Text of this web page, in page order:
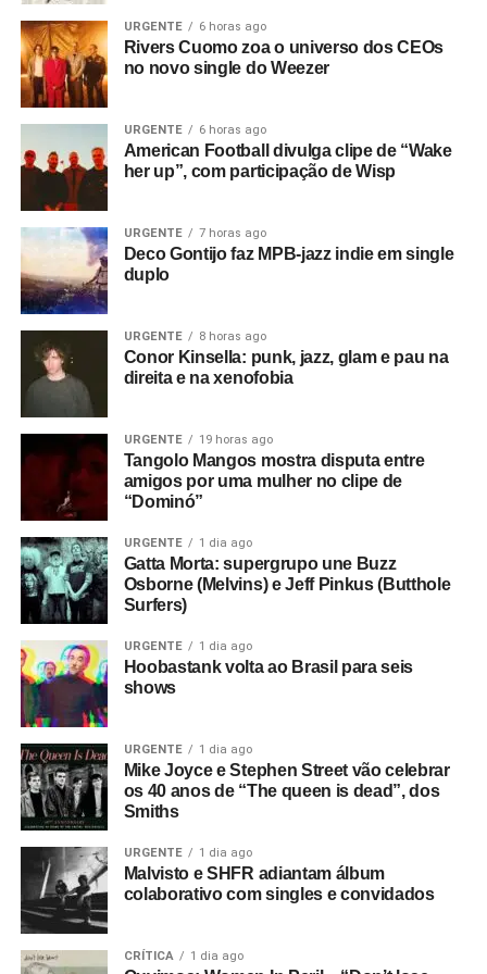
ViaPin-Up Files.
RELATED TOPICS: ALBERTO VARGAS CANDY-O
PIN-UPS
THE CARS
VARGA GIRL
UP NEXT
Legião Urbana: jogaram no YouTube o K7 da
entrevista de divulgação do disco Dois
DON'T MISS
No Pussyfooting, de Robert Fripp e Brian Eno
Ricardo Schott
Ricardo Schott é jornalista, radialista, editor e principal
colaborador do POP FANTASMA.
desenhos.
Confira o bate-papo aí.
URGENTE 6 horas ago
Rivers Cuomo zoa o universo dos CEOs
no novo single do Weezer
URGENTE 6 horas ago
American Football divulga clipe de “Wake
her up”, com participação de Wisp
URGENTE 7 horas ago
Deco Gontijo faz MPB-jazz indie em single
duplo
URGENTE 8 horas ago
Conor Kinsella: punk, jazz, glam e pau na
direita e na xenofobia
URGENTE 19 horas ago
Tangolo Mangos mostra disputa entre
amigos por uma mulher no clipe de
“Dominó”
URGENTE 1 dia ago
Gatta Morta: supergrupo une Buzz
Osborne (Melvins) e Jeff Pinkus (Butthole
Surfers)
URGENTE 1 dia ago
Hoobastank volta ao Brasil para seis
shows
URGENTE 1 dia ago
Mike Joyce e Stephen Street vão celebrar
os 40 anos de “The queen is dead”, dos
Smiths
URGENTE 1 dia ago
Malvisto e SHFR adiantam álbum
colaborativo com singles e convidados
CRÍTICA 1 dia ago